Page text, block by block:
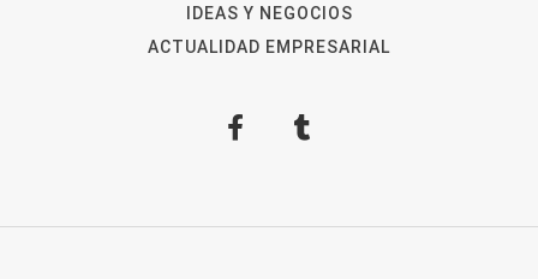
IDEAS Y NEGOCIOS
ACTUALIDAD EMPRESARIAL